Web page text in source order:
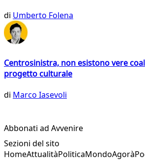
di Umberto Folena
Centrosinistra, non esistono vere
progetto culturale
di Marco Iasevoli
Abbonati ad Avvenire
Sezioni del sito
HomeAttualitàPoliticaMondoAgorà